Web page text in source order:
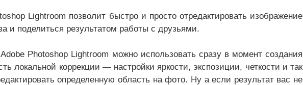
Lightroom позволит быстро и просто отредактировать изображение
и поделиться результатом работы с друзьями.
Photoshop Lightroom можно использовать сразу в момент создания
локальной коррекции — настройки яркости, экспозиции, четкости и так
определенную область на фото. Ну а если результат вас не